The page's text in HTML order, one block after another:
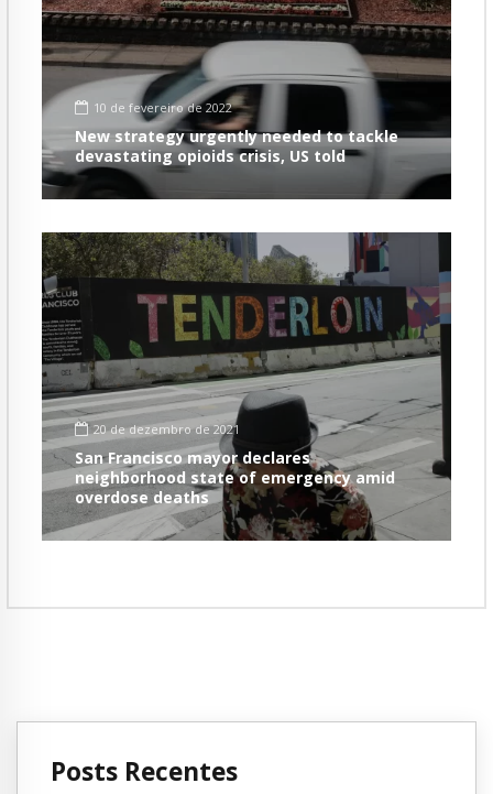
10 de fevereiro de 2022
New strategy urgently needed to tackle
devastating opioids crisis, US told
20 de dezembro de 2021
San Francisco mayor declares
neighborhood state of emergency amid
overdose deaths
Posts Recentes